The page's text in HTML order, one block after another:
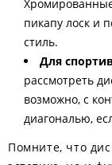
пикапу лоск и
стиль.
Для
рассмотреть
возможно, с
диагональю,
Помните, что